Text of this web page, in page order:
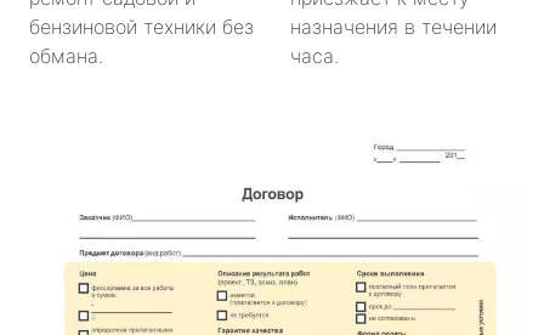
бензиновой техники без
обмана.
назначения в течении
часа.